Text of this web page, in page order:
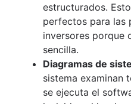
estructurados.
perfectos para las
inversores porque
sencilla.
Diagramas de
sistema examinan
se ejecuta el